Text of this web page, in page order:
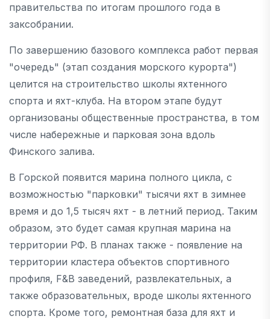
правительства по итогам прошлого года в
заксобрании.
По завершению базового комплекса работ первая
"очередь" (этап создания морского курорта")
целится на строительство школы яхтенного
спорта и яхт-клуба. На втором этапе будут
организованы общественные пространства, в том
числе набережные и парковая зона вдоль
Финского залива.
В Горской появится марина полного цикла, с
возможностью "парковки" тысячи яхт в зимнее
время и до 1,5 тысяч яхт - в летний период. Таким
образом, это будет самая крупная марина на
территории РФ. В планах также - появление на
территории кластера объектов спортивного
профиля, F&B заведений, развлекательных, а
также образовательных, вроде школы яхтенного
спорта. Кроме того, ремонтная база для яхт и